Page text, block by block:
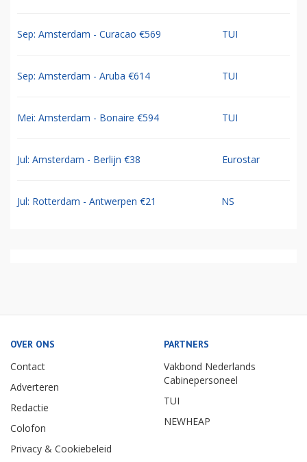
Sep: Amsterdam - Curacao €569 TUI
Sep: Amsterdam - Aruba €614 TUI
Mei: Amsterdam - Bonaire €594 TUI
Jul: Amsterdam - Berlijn €38 Eurostar
Jul: Rotterdam - Antwerpen €21 NS
OVER ONS
Contact
Adverteren
Redactie
Colofon
Privacy & Cookiebeleid
PARTNERS
Vakbond Nederlands
Cabinepersoneel
TUI
NEWHEAP